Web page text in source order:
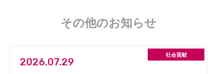
その他のお知らせ
2026.07.29